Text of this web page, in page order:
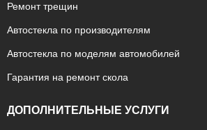
Ремонт трещин
Автостекла по производителям
Автостекла по моделям автомобилей
Гарантия на ремонт скола
ДОПОЛНИТЕЛЬНЫЕ УСЛУГИ